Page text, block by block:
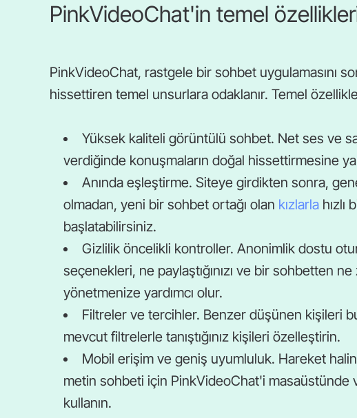
PinkVideoChat'in temel
PinkVideoChat, rastgele bir sohbet uygulamasını
hissettiren temel unsurlara odaklanır. Temel
Yüksek kaliteli görüntülü sohbet. Net ses ve
verdiğinde konuşmaların doğal hissettirmesine
Anında eşleştirme. Siteye girdikten sonra,
olmadan, yeni bir sohbet ortağı olan kızlarla hızlı
başlatabilirsiniz.
Gizlilik öncelikli kontroller. Anonimlik dostu
seçenekleri, ne paylaştığınızı ve bir sohbetten ne
yönetmenize yardımcı olur.
Filtreler ve tercihler. Benzer düşünen kişileri
mevcut filtrelerle tanıştığınız kişileri özelleştirin.
Mobil erişim ve geniş uyumluluk. Hareket
metin sohbeti için PinkVideoChat'i masaüstünde
kullanın.